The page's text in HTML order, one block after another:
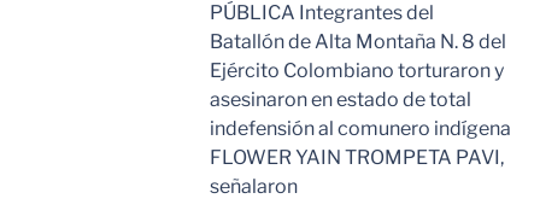
PÚBLICA Integrantes del
Batallón de Alta Montaña N. 8 del
Ejército Colombiano torturaron y
asesinaron en estado de total
indefensión al comunero indígena
FLOWER YAIN TROMPETA PAVI,
señalaron